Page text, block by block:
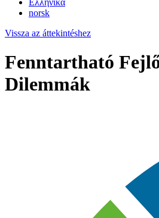
Ελληνικά
norsk
Vissza az áttekintéshez
Fenntartható
Dilemmák